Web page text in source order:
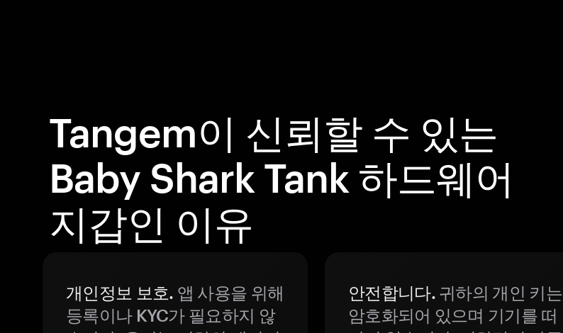
Tangem이 신뢰할 수 있는
Baby Shark Tank 하드웨어
지갑인 이유
개인정보 보호. 앱 사용을 위해
등록이나 KYC가 필요하지 않
안전합니다.귀하의 개인 키는
암호화되어 있으며 기기를 떠